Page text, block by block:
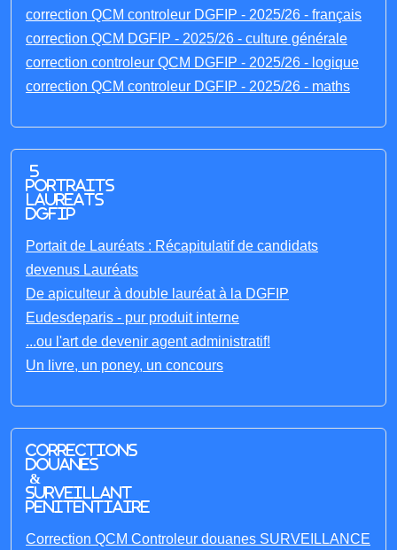
correction QCM controleur DGFIP - 2025/26 - français
correction QCM DGFIP - 2025/26 - culture générale
correction controleur QCM DGFIP - 2025/26 - logique
correction QCM controleur DGFIP - 2025/26 - maths
5
portraits
laureats
DGFIP
Portait de Lauréats : Récapitulatif de candidats
devenus Lauréats
De apiculteur à double lauréat à la DGFIP
Eudesdeparis - pur produit interne
...ou l'art de devenir agent administratif!
Un livre, un poney, un concours
Corrections
Douanes
&
Surveillant
penitentiaire
Correction QCM Controleur douanes SURVEILLANCE